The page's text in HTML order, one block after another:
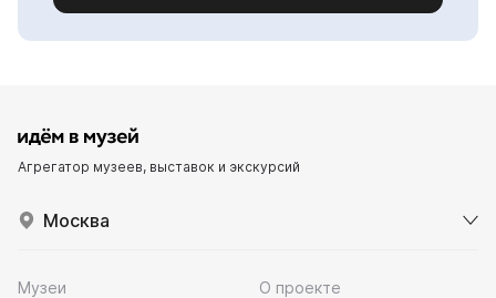
Агрегатор музеев, выставок и экскурсий
Москва
Музеи
О проекте